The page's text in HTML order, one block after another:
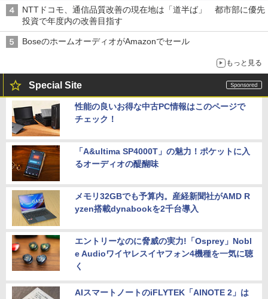
NTTドコモ、通信品質改善の現在地は「道半ば」 都市部に優先
投資で年度内の改善目指す
BoseのホームオーディオがAmazonでセール
もっと見る
Special Site
性能の良いお得な中古PC情報はこのページで
チェック！
「A&ultima SP4000T」の魅力！ポケットに入
るオーディオの醍醐味
メモリ32GBでも予算内。産経新聞社がAMD R
yzen搭載dynabookを2千台導入
エントリーなのに脅威の実力!「Osprey」Nobl
e Audioワイヤレスイヤフォン4機種を一気に聴
く
AIスマートノートのiFLYTEK「AINOTE 2」は